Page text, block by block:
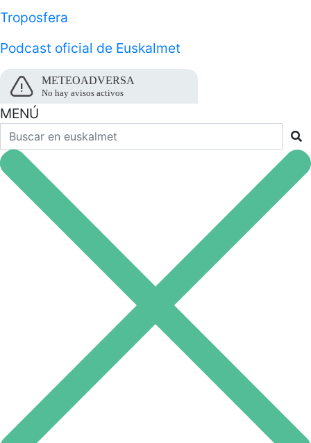
Troposfera
Podcast oficial de Euskalmet
METEOADVERSA
No hay avisos activos
MENÚ
Buscar en euskalmet